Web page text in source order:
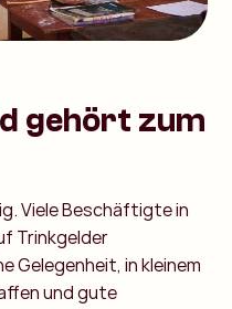
gehört zum
Viele Beschäftigte in
Trinkgelder
Gelegenheit, in kleinem
und gute